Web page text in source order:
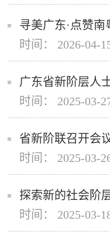
时间： 2026-04-
时间： 2025-03-
时间： 2025-03-
探索新的社会阶
时间： 2025-03-